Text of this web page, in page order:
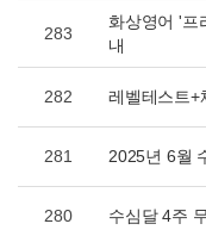
283
화상영어 '프
내
282 레벨테스트+
281 2025년 6월
280 수심달 4주